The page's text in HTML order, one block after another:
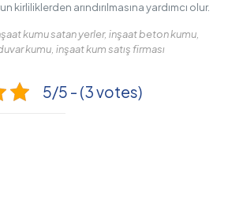
kirliliklerden arındırılmasına yardımcı olur.
kumu satan yerler, inşaat beton kumu,
kumu, inşaat kum satış firması
5/5 - (3 votes)